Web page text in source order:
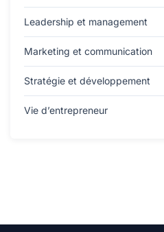
Leadership et management
Marketing et communication
Stratégie et développement
Vie d’entrepreneur